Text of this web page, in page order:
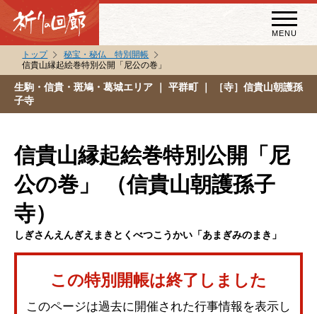
MENU
秘宝・秘仏特別開帳
特別講話
祈りの回廊コラム
トップ
秘宝・秘仏 特別開帳
信貴山縁起絵巻特別公開「尼公の巻」
生駒・信貴・斑鳩・葛城エリア ｜ 平群町 ｜ ［寺］信貴山朝護孫
子寺
信貴山縁起絵巻特別公開「尼
公の巻」 （信貴山朝護孫子
寺）
しぎさんえんぎえまきとくべつこうかい「あまぎみのまき」
この特別開帳は終了しました
このページは過去に開催された行事情報を表示し